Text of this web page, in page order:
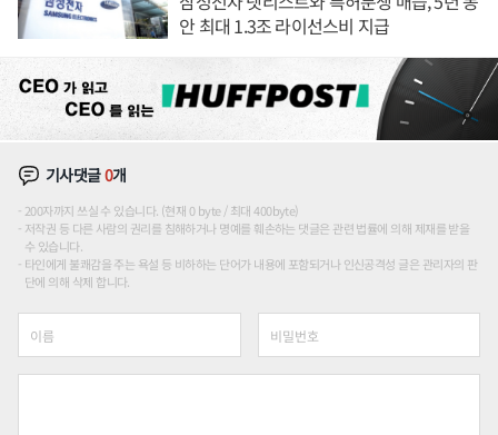
안 최대 1.3조 라이선스비 지급
기사댓글0개
200자까지 쓰실 수 있습니다. (현재 0 byte / 최대 400byte)
저작권 등 다른 사람의 권리를 침해하거나 명예를 훼손하는 댓글은 관련 법률에 의해 제재를 받을
수 있습니다.
타인에게 불쾌감을 주는 욕설 등 비하하는 단어가 내용에 포함되거나 인신공격성 글은 관리자의 판
단에 의해 삭제 합니다.